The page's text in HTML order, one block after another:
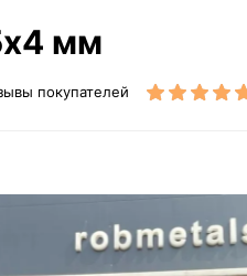
мм
покупателей